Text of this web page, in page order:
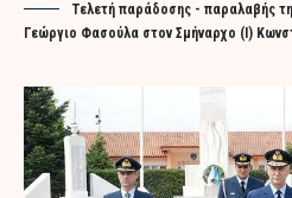
Τελετή παράδοσης - παραλαβής
Γεώργιο Φασούλα στον Σμήναρχο (Ι)